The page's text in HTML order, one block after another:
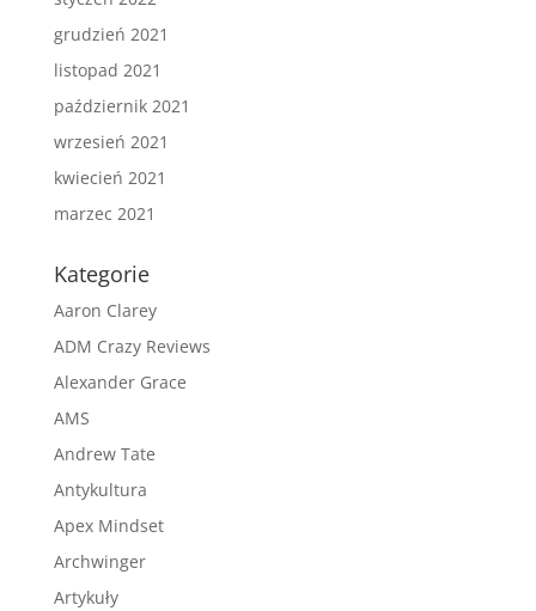
grudzień 2021
listopad 2021
październik 2021
wrzesień 2021
kwiecień 2021
marzec 2021
Kategorie
Aaron Clarey
ADM Crazy Reviews
Alexander Grace
AMS
Andrew Tate
Antykultura
Apex Mindset
Archwinger
Artykuły